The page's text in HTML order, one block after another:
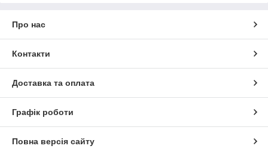
Про нас
Контакти
Доставка та оплата
Графік роботи
Повна версія сайту